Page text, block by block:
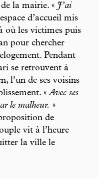
la mairie. « J’ai
d’accueil mis
où les victimes puis
pour chercher
Pendant
se retrouvent à
l’un de ses voisins
«Avec ses
le malheur. »
de
vit à l’heure
la ville le